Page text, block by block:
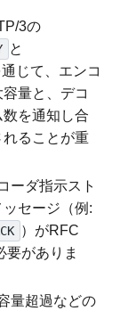
3の
と
通じて、エンコ
量と、デコ
を通知し合
ることが重
ーダ指示スト
セージ（例:
）がRFC
要がありま
量超過などの